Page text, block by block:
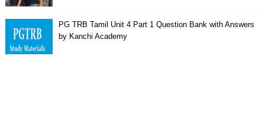
PG TRB Tamil Unit 4 Part 1 Question Bank with Answers
by Kanchi Academy